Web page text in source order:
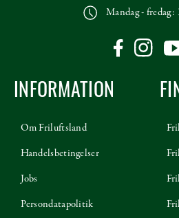
Mandag - fredag:
INFORMATION
Om Friluftsland
Handelsbetingelser
Jobs
Persondatapolitik